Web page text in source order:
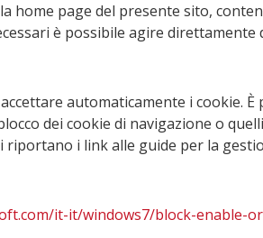
home page del presente sito,
è possibile agire direttamente
automaticamente i cookie.
dei cookie di navigazione o
i link alle guide per la
it-it/windows7/block-enable-